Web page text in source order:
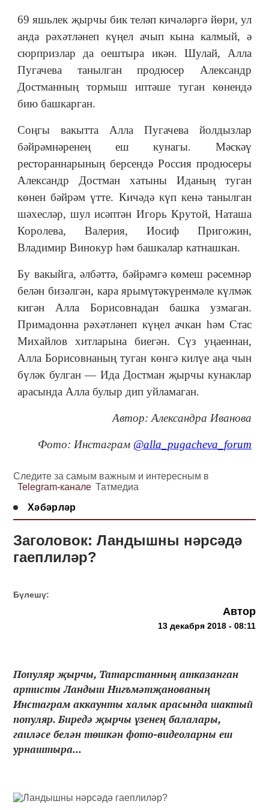
69 яшьлек җырчы бик теләп кичәләргә йөри, ул
анда рәхәтләнеп күңел ачып кына калмый, ә
сюрпризлар да оештыра икән. Шулай, Алла
Пугачева танылган продюсер Александр
Достманның тормыш иптәше туган көнендә
бию башкарган.
Соңгы вакытта Алла Пугачева йолдызлар
бәйрәмнәренең еш кунагы. Мәскәү
рестораннарының берсендә Россия продюсеры
Александр Достман хатыны Иданың туган
көнен бәйрәм үтте. Кичәдә күп кенә танылган
шәхесләр, шул исәптән Игорь Крутой, Наташа
Королева, Валерия, Иосиф Пригожин,
Владимир Винокур һәм башкалар катнашкан.
Бу вакыйга, әлбәттә, бәйрәмгә көмеш рәсемнәр
белән бизәлгән, кара ярымүтәкүренмәле күлмәк
кигән Алла Борисовнадан башка узмаган.
Примадонна рәхәтләнеп күңел ачкан һәм Стас
Михайлов хитларына биегән. Сүз уңаеннан,
Алла Борисовнаның туган көнгә килүе аңа чын
бүләк булган — Ида Достман җырчы кунаклар
арасында Алла булыр дип уйламаган.
Автор: Александра Иванова
Фото: Инстаграм @alla_pugacheva_forum
Следите за самым важным и интересным в
Telegram-канале Татмедиа
Хәбәрләр
Заголовок: Ландышны нәрсәдә
гаеплиләр?
Бүлешү:
Автор
13 декабря 2018 - 08:11
Популяр җырчы, Татарстанның атказанган
артисты Ландыш Нигъмәтҗанованың
Инстаграм аккаунты халык арасында шактый
популяр. Биредә җырчы үзенең балалары,
гаиләсе белән төшкән фото-видеоларны еш
урнаштыра...